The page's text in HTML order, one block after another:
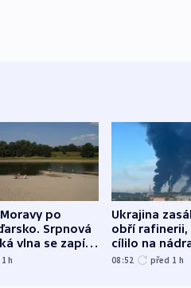
po
Srpnová
vlna se zapíše
1h
Ukrajina
obří rafinerii,
cílilo na
autobus
08:52 před 1 h